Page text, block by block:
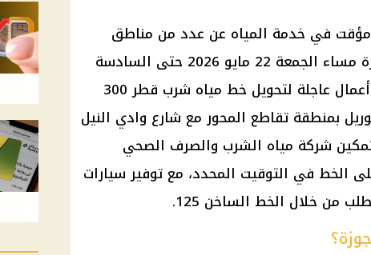
مؤقت في خدمة المياه عن عدد من مناطق
العجوزة لمدة 8 ساعات، من العاشرة مساء الجمعة 22 مايو 2026 حتى السادسة
صباح السبت 23 مايو 2026، بسبب أعمال عاجلة لتحويل خط مياه شرب قطر 300
بمنطقة تقاطع المحور مع شارع وادي النيل
شركة مياه الشرب والصرف الصحي
الخط في التوقيت المحدد، مع توفير سيارات
من خلال الخط الساخن 125.